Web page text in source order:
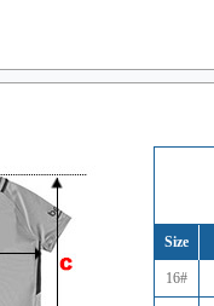
Size
16#